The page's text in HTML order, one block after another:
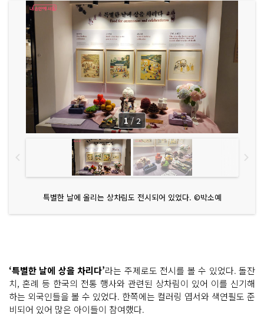
특별한 날에 올리는 상차림도 전시되어 있었다. ©박소예
1 / 2
‘특별한 날에 상을 차리다’라는 주제로도 전시를 볼 수 있었다. 돌잔
치, 혼례 등 한국의 전통 행사와 관련된 상차림이 있어 이를 신기해
하는 외국인들을 볼 수 있었다. 한쪽에는 컬러링 엽서와 색연필도 준
비되어 있어 많은 아이들이 참여했다.